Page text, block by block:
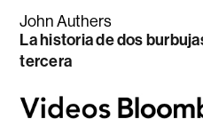
John Authers
La historia de dos
tercera